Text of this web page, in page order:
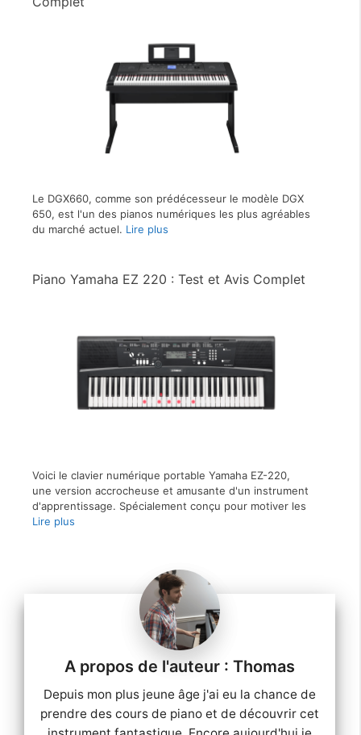
Le DGX660, comme son prédécesseur le modèle DGX
650, est l'un des pianos numériques les plus agréables
du marché actuel. Lire plus
Piano Yamaha EZ 220 : Test et Avis Complet
Voici le clavier numérique portable Yamaha EZ-220,
une version accrocheuse et amusante d'un instrument
d'apprentissage. Spécialement conçu pour motiver les
Lire plus
Thomas
Depuis mon plus jeune âge j'ai eu la chance de
prendre des cours de piano et de découvrir cet